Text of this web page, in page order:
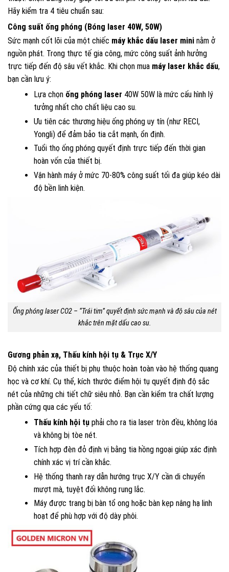
Hãy kiểm tra 4 tiêu chuẩn sau:
Công suất ống phóng (Bóng laser 40W, 50W)
Sức mạnh cốt lõi của một chiếc máy khắc dấu laser mini nằm ở
nguồn phát. Trong thực tế gia công, mức công suất ảnh hưởng
trực tiếp đến độ sâu vết khắc. Khi chọn mua máy laser khắc dấu,
bạn cần lưu ý:
Lựa chọn ống phóng laser 40W 50W là mức cấu hình lý
tưởng nhất cho chất liệu cao su.
Ưu tiên các thương hiệu ống phóng uy tín (như RECI,
Yongli) để đảm bảo tia cắt mạnh, ổn định.
Tuổi thọ ống phóng quyết định trực tiếp đến thời gian
hoàn vốn của thiết bị.
Vận hành máy ở mức 70-80% công suất tối đa giúp kéo dài
độ bền linh kiện.
Ống phóng laser CO2 – “Trái tim” quyết định sức mạnh và độ sâu của nét
khắc trên mặt dấu cao su.
Gương phản xạ, Thấu kính hội tụ & Trục X/Y
Độ chính xác của thiết bị phụ thuộc hoàn toàn vào hệ thống quang
học và cơ khí. Cụ thể, kích thước điểm hội tụ quyết định độ sắc
nét của những chi tiết chữ siêu nhỏ. Bạn cần kiểm tra chất lượng
phần cứng qua các yếu tố:
Thấu kính hội tụphải cho ra tia laser tròn đều, không lóa
và không bị tòe nét.
Tích hợp đèn đỏ định vị bằng tia hồng ngoại giúp xác định
chính xác vị trí cần khắc.
Hệ thống thanh ray dẫn hướng trục X/Y cần di chuyển
mượt mà, tuyệt đối không rung lắc.
Máy được trang bị bàn tổ ong hoặc bàn kẹp nâng hạ linh
hoạt để phù hợp với độ dày phôi.